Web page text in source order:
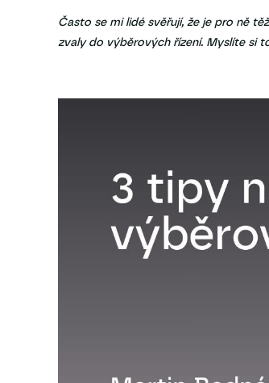
Často se mi lidé svěřují, že je pro ně
zvaly do výběrových řízení. Myslíte si